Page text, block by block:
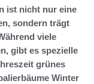
ist nicht nur eine
sondern trägt
viele
gibt es spezielle
grünes
Winter